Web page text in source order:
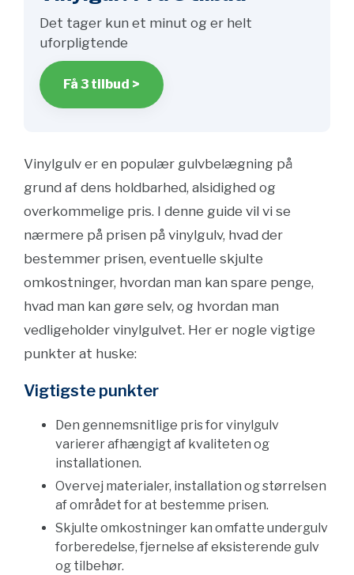
Det tager kun et minut og er helt
uforpligtende
Få 3 tilbud >
Vinylgulv er en populær gulvbelægning på
grund af dens holdbarhed, alsidighed og
overkommelige pris. I denne guide vil vi se
nærmere på prisen på vinylgulv, hvad der
bestemmer prisen, eventuelle skjulte
omkostninger, hvordan man kan spare penge,
hvad man kan gøre selv, og hvordan man
vedligeholder vinylgulvet. Her er nogle vigtige
punkter at huske:
Vigtigste punkter
Den gennemsnitlige pris for vinylgulv
varierer afhængigt af kvaliteten og
installationen.
Overvej materialer, installation og størrelsen
af området for at bestemme prisen.
Skjulte omkostninger kan omfatte undergulv
forberedelse, fjernelse af eksisterende gulv
og tilbehør.